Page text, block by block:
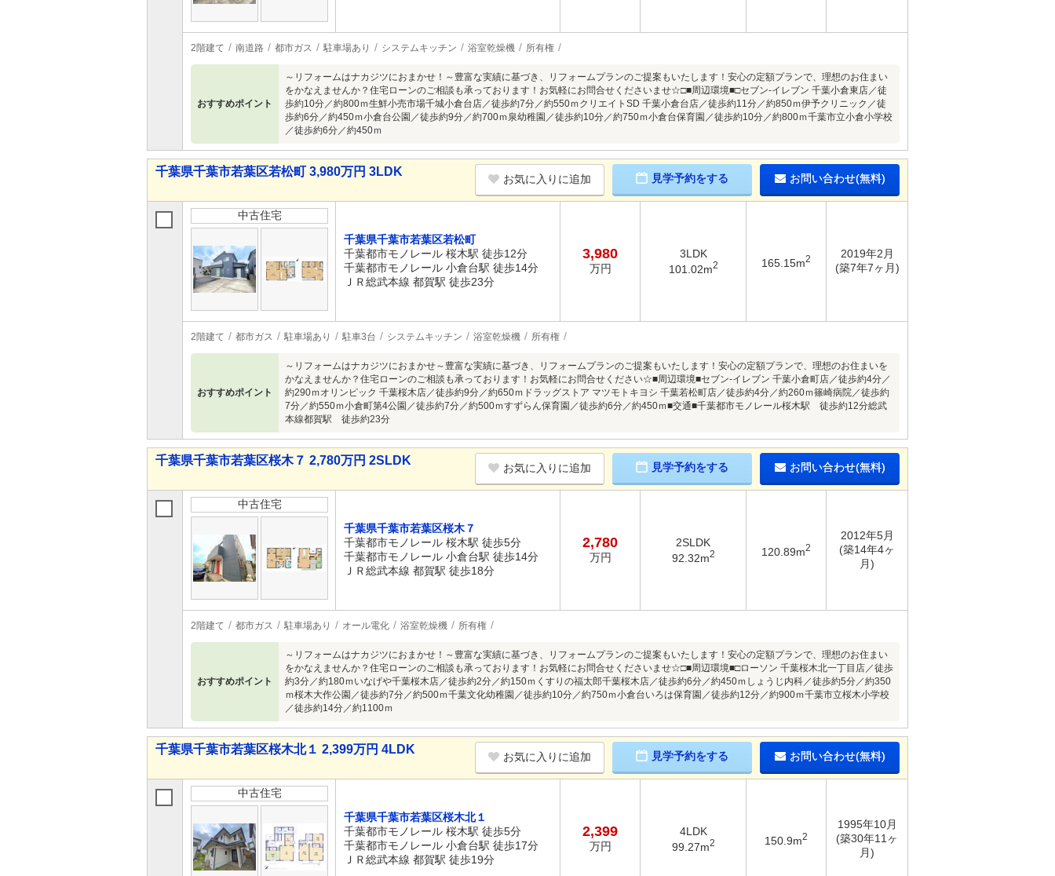
2階建て 南道路 都市ガス 駐車場あり システムキッチン 浴室乾燥機 所有権
おすすめポイント
～リフォームはナカジツにおまかせ！～豊富な実績に基づき、リフォームプランのご提案もいたします！安心の定額プランで、理想のお住まい
をかなえませんか？住宅ローンのご相談も承っております！お気軽にお問合せくださいませ☆□■周辺環境■□セブン-イレブン 千葉小倉東店／徒
歩約10分／約800ｍ生鮮小売市場千城小倉台店／徒歩約7分／約550ｍクリエイトSD 千葉小倉台店／徒歩約11分／約850ｍ伊予クリニック／徒
歩約6分／約450ｍ小倉台公園／徒歩約9分／約700ｍ泉幼稚園／徒歩約10分／約750ｍ小倉台保育園／徒歩約10分／約800ｍ千葉市立小倉小学校
／徒歩約6分／約450ｍ
千葉県千葉市若葉区若松町 3,980万円 3LDK
お気に入りに追加 見学予約をする お問い合わせ(無料)
中古住宅
千葉県千葉市若葉区若松町
千葉都市モノレール 桜木駅 徒歩12分
千葉都市モノレール 小倉台駅 徒歩14分
ＪＲ総武本線 都賀駅 徒歩23分
3,980
万円
3LDK
101.02m2 165.15m2
2019年2月
(築7年7ヶ月)
2階建て 都市ガス 駐車場あり 駐車3台 システムキッチン 浴室乾燥機 所有権
おすすめポイント
～リフォームはナカジツにおまかせ～豊富な実績に基づき、リフォームプランのご提案もいたします！安心の定額プランで、理想のお住まいを
かなえませんか？住宅ローンのご相談も承っております！お気軽にお問合せください☆■周辺環境■セブン-イレブン 千葉小倉町店／徒歩約4分／
約290ｍオリンピック 千葉桜木店／徒歩約9分／約650ｍドラッグストア マツモトキヨシ 千葉若松町店／徒歩約4分／約260ｍ篠崎病院／徒歩約
7分／約550ｍ小倉町第4公園／徒歩約7分／約500ｍすずらん保育園／徒歩約6分／約450ｍ■交通■千葉都市モノレール桜木駅 徒歩約12分総武
本線都賀駅 徒歩約23分
千葉県千葉市若葉区桜木７ 2,780万円 2SLDK
お気に入りに追加 見学予約をする お問い合わせ(無料)
中古住宅
千葉県千葉市若葉区桜木７
千葉都市モノレール 桜木駅 徒歩5分
千葉都市モノレール 小倉台駅 徒歩14分
ＪＲ総武本線 都賀駅 徒歩18分
2,780
万円
2SLDK
92.32m2 120.89m2
2012年5月
(築14年4ヶ
月)
2階建て 都市ガス 駐車場あり オール電化 浴室乾燥機 所有権
おすすめポイント
～リフォームはナカジツにおまかせ！～豊富な実績に基づき、リフォームプランのご提案もいたします！安心の定額プランで、理想のお住まい
をかなえませんか？住宅ローンのご相談も承っております！お気軽にお問合せくださいませ☆□■周辺環境■□ローソン 千葉桜木北一丁目店／徒歩
約3分／約180ｍいなげや千葉桜木店／徒歩約2分／約150ｍくすりの福太郎千葉桜木店／徒歩約6分／約450ｍしょうじ内科／徒歩約5分／約350
ｍ桜木大作公園／徒歩約7分／約500ｍ千葉文化幼稚園／徒歩約10分／約750ｍ小倉台いろは保育園／徒歩約12分／約900ｍ千葉市立桜木小学校
／徒歩約14分／約1100ｍ
千葉県千葉市若葉区桜木北１ 2,399万円 4LDK
お気に入りに追加 見学予約をする お問い合わせ(無料)
中古住宅
千葉県千葉市若葉区桜木北１
千葉都市モノレール 桜木駅 徒歩5分
千葉都市モノレール 小倉台駅 徒歩17分
ＪＲ総武本線 都賀駅 徒歩19分
2,399
万円
4LDK
99.27m2 150.9m2
1995年10月
(築30年11ヶ
月)